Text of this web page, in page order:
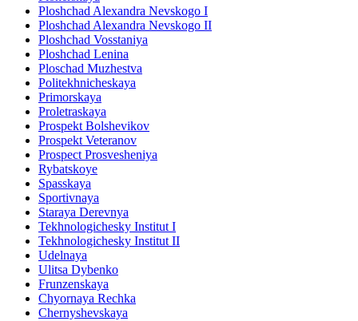
Ploshchad Alexandra Nevskogo I
Ploshchad Alexandra Nevskogo II
Ploshchad Vosstaniya
Ploshchad Lenina
Ploschad Muzhestva
Politekhnicheskaya
Primorskaya
Proletraskaya
Prospekt Bolshevikov
Prospekt Veteranov
Prospect Prosvesheniya
Rybatskoye
Spasskaya
Sportivnaya
Staraya Derevnya
Tekhnologichesky Institut I
Tekhnologichesky Institut II
Udelnaya
Ulitsa Dybenko
Frunzenskaya
Chyornaya Rechka
Chernyshevskaya